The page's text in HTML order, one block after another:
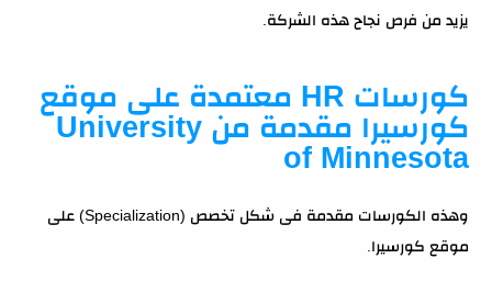
يزيد من فرص نجاح هذه الشركة.
كورسات HR معتمدة على موقع
كورسيرا مقدمة من University
of Minnesota
وهذه الكورسات مقدمة فى شكل تخصص (Specialization) على
موقع كورسيرا.